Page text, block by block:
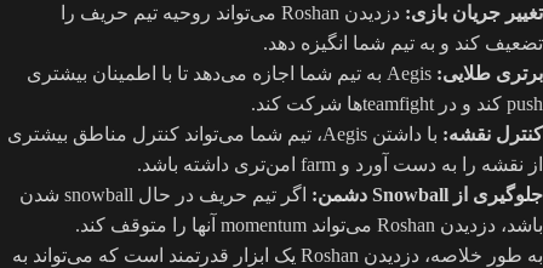
تغییر جریان بازی:
دزدیدن Roshan می‌تواند روحیه تیم حریف را
تضعیف کند و به تیم شما انگیزه دهد.
برتری طلایی:
Aegis به تیم شما اجازه می‌دهد تا با اطمینان بیشتری
push کند و در teamfightها شرکت کند.
کنترل نقشه:
با داشتن Aegis، تیم شما می‌تواند کنترل مناطق بیشتری
از نقشه را به دست آورد و farm امن‌تری داشته باشد.
جلوگیری از Snowball دشمن:
اگر تیم حریف در حال snowball شدن
باشد، دزدیدن Roshan می‌تواند momentum آنها را متوقف کند.
به طور خلاصه، دزدیدن Roshan یک ابزار قدرتمند است که می‌تواند به